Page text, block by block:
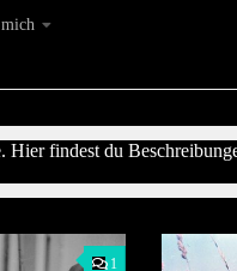
Hier findest du
1